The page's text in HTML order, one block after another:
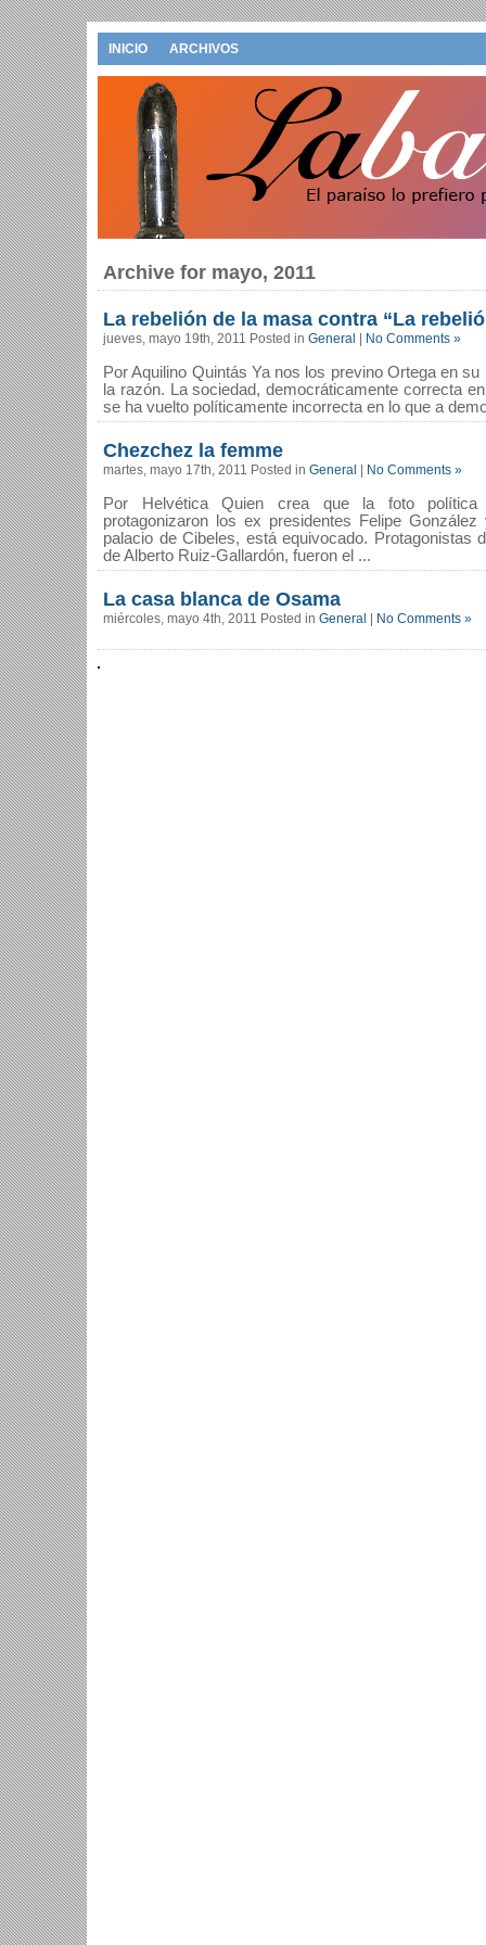
INICIO ARCHIVOS
Archive for mayo, 2011
La rebelión de la masa contra “La
jueves, mayo 19th, 2011 Posted in General No Comments »
Por Aquilino Quintás Ya nos los previno Ortega en
la razón. La sociedad, democráticamente correcta
se ha vuelto políticamente incorrecta en lo que a
Chezchez la femme
martes, mayo 17th, 2011 Posted in General No Comments »
Por Helvética Quien crea que la foto
protagonizaron los ex presidentes Felipe
palacio de Cibeles, está equivocado. Protagonistas
de Alberto Ruiz-Gallardón, fueron el ...
La casa blanca de Osama
miércoles, mayo 4th, 2011 Posted in General No Comments »